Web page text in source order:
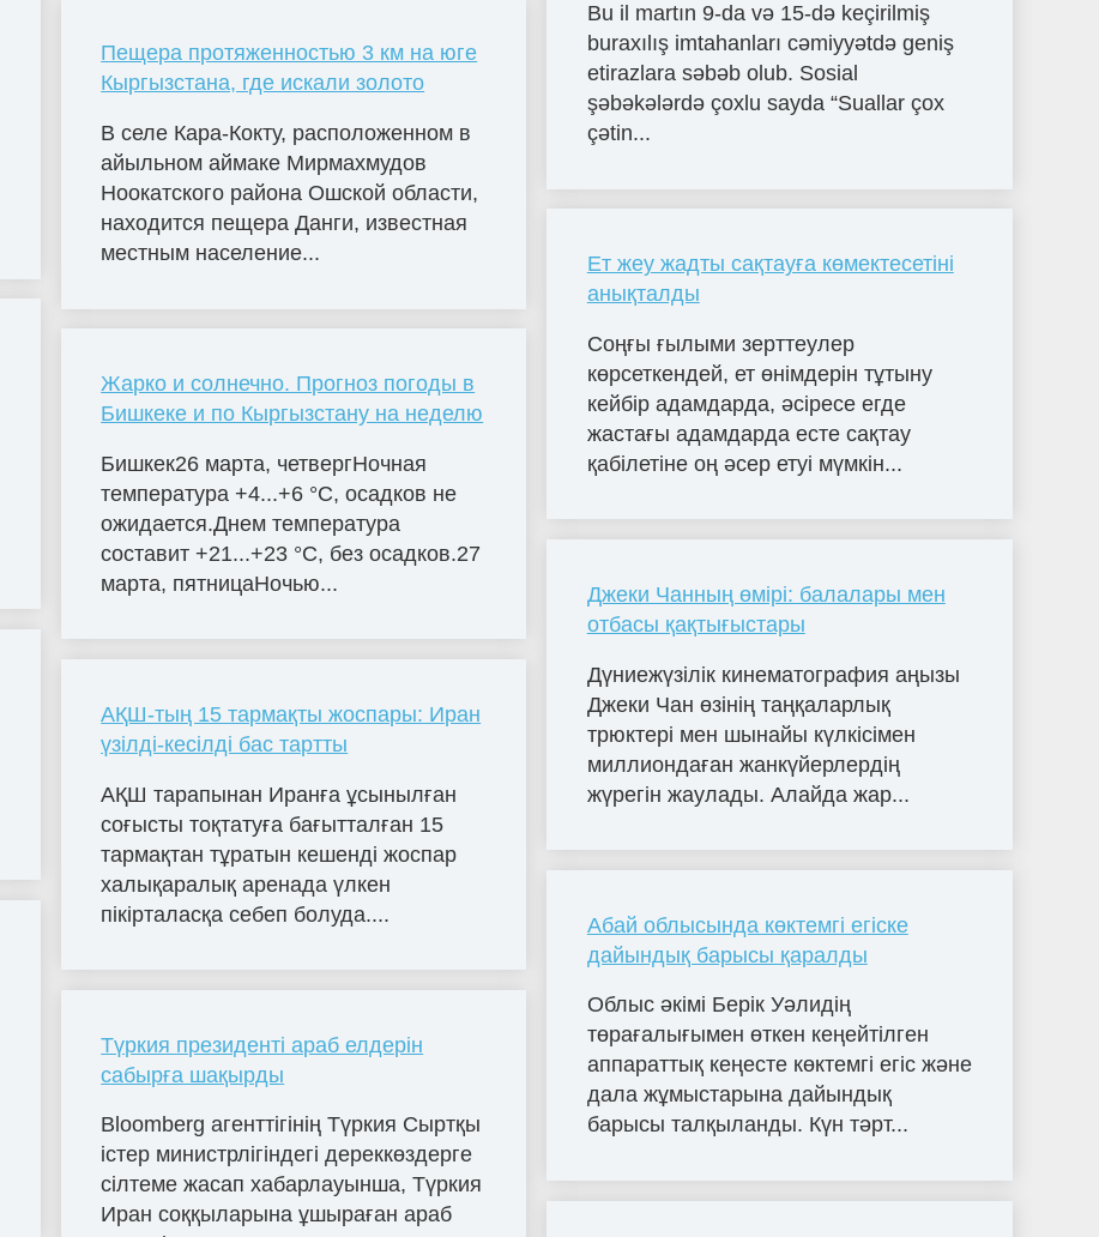
Пещера протяженностью 3 км на юге
Кыргызстана, где искали золото
В селе Кара-Кокту, расположенном в
айыльном аймаке Мирмахмудов
Ноокатского района Ошской области,
находится пещера Данги, известная
местным население...
Жарко и солнечно. Прогноз погоды в
Бишкеке и по Кыргызстану на неделю
Бишкек26 марта, четвергНочная
температура +4...+6 °C, осадков не
ожидается.Днем температура
составит +21...+23 °C, без осадков.27
марта, пятницаНочью...
АҚШ-тың 15 тармақты жоспары: Иран
үзілді-кесілді бас тартты
АҚШ тарапынан Иранға ұсынылған
соғысты тоқтатуға бағытталған 15
тармақтан тұратын кешенді жоспар
халықаралық аренада үлкен
пікірталасқа себеп болуда....
Түркия президенті араб елдерін
сабырға шақырды
Bloomberg агенттігінің Түркия Сыртқы
істер министрлігіндегі дереккөздерге
сілтеме жасап хабарлауынша, Түркия
Иран соққыларына ұшыраған араб
Bu il martın 9-da və 15-də keçirilmiş
buraxılış imtahanları cəmiyyətdə geniş
etirazlara səbəb olub. Sosial
şəbəkələrdə çoxlu sayda “Suallar çox
çətin...
Ет жеу жадты сақтауға көмектесетіні
анықталды
Соңғы ғылыми зерттеулер
көрсеткендей, ет өнімдерін тұтыну
кейбір адамдарда, әсіресе егде
жастағы адамдарда есте сақтау
қабілетіне оң әсер етуі мүмкін...
Джеки Чанның өмірі: балалары мен
отбасы қақтығыстары
Дүниежүзілік кинематография аңызы
Джеки Чан өзінің таңқаларлық
трюктері мен шынайы күлкісімен
миллиондаған жанкүйерлердің
жүрегін жаулады. Алайда жар...
Абай облысында көктемгі егіске
дайындық барысы қаралды
Облыс әкімі Берік Уәлидің
төрағалығымен өткен кеңейтілген
аппараттық кеңесте көктемгі егіс және
дала жұмыстарына дайындық
барысы талқыланды. Күн тәрт...